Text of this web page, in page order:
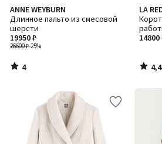
ANNE WEYBURN
Длинное пальто из смесовой
шерсти
26600 ₽-25%
19950 ₽
4
/
5
4
/
LA
14800
4,4
/ 5
4,4
/